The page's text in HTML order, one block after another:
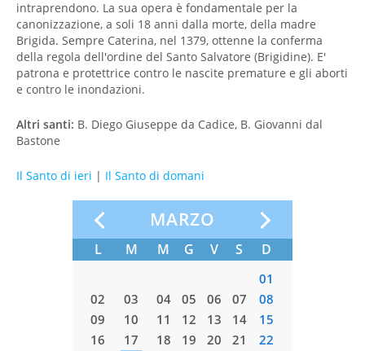
intraprendono. La sua opera è fondamentale per la
canonizzazione, a soli 18 anni dalla morte, della madre
Brigida. Sempre Caterina, nel 1379, ottenne la conferma
della regola dell'ordine del Santo Salvatore (Brigidine). E'
patrona e protettrice contro le nascite premature e gli aborti
e contro le inondazioni.
Altri santi: B. Diego Giuseppe da Cadice, B. Giovanni dal
Bastone
Il Santo di ieri | Il Santo di domani
MARZO
L M M G V S D
01
02
03 04 05 06 07
08
09
10 11 12 13 14
15
16
17 18 19 20 21
22